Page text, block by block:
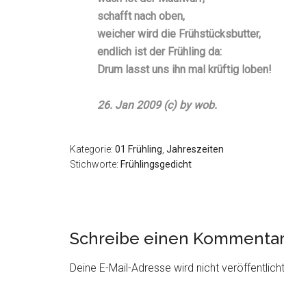
schafft nach oben,
weicher wird die Frühstücksbutter,
endlich ist der Frühling da:
Drum lasst uns ihn mal krüftig loben!
26. Jan 2009 (c) by wob.
Kategorie: 01 Frühling Jahreszeiten
Stichworte: Frühlingsgedicht
Schreibe einen
Deine E-Mail-Adresse wird nicht